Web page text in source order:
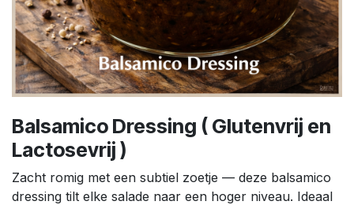
Balsamico Dressing ( Glutenvrij en
Lactosevrij )
Zacht romig met een subtiel zoetje — deze balsamico
dressing tilt elke salade naar een hoger niveau. Ideaal